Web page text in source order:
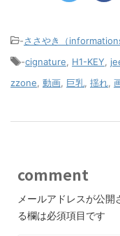
-ささやき（informations
-cignature H1-KEY
zzone 動画 巨乳 揺れ
comment
メールアドレスが公開
る欄は必須項目です